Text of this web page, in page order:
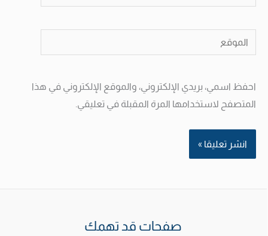
الموقع
احفظ اسمي، بريدي الإلكتروني، والموقع الإلكتروني في هذا
المتصفح لاستخدامها المرة المقبلة في تعليقي.
صفحات قد تهمك